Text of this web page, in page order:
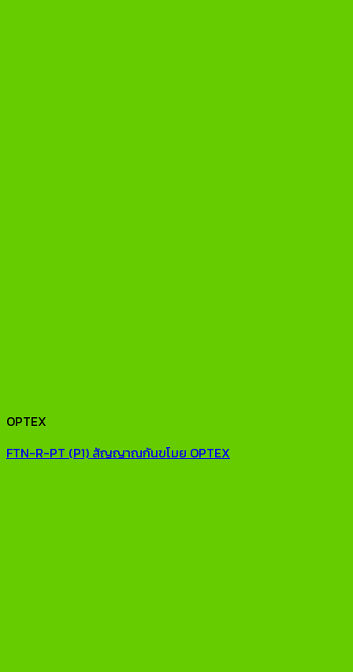
OPTEX
FTN-R-PT (P1) สัญญาณกันขโมย OPTEX